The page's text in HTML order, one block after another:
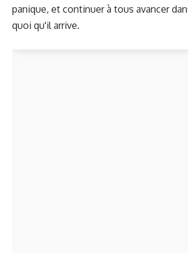
panique, et continuer à tous avancer
quoi qu'il arrive.